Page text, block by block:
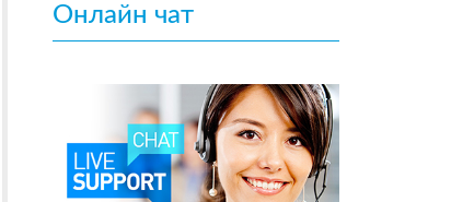
Онлайн чат